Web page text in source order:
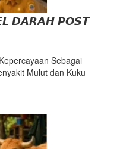
𝘿𝘼𝙍𝘼𝙃 𝙋𝙊𝙎𝙏
Sebagai
Mulut dan Kuku